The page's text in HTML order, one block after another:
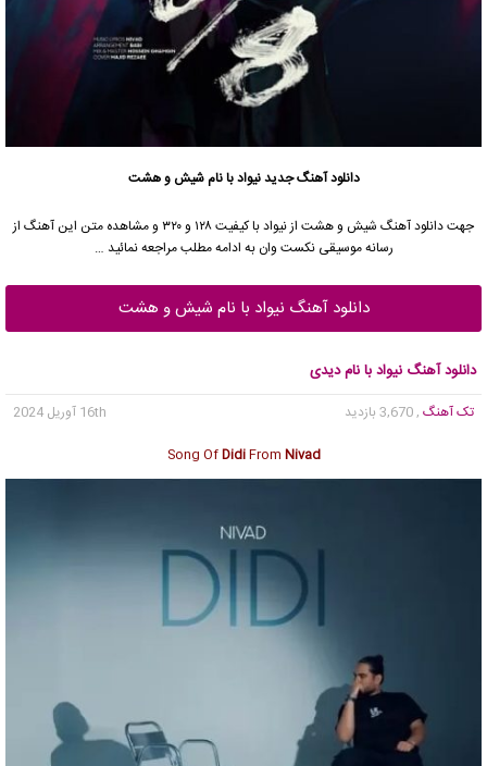
دانلود آهنگ جدیدنیواد با نام شیش و هشت
جهت دانلود آهنگ شیش و هشت از نیواد با کیفیت ۱۲۸ و ۳۲۰ و مشاهده متن این آهنگ از
رسانه موسیقی نکست وان به ادامه مطلب مراجعه نمائید …
دانلود آهنگ نیواد با نام شیش و هشت
دانلود آهنگ نیواد با نام دیدی
تک آهنگ , 3,670 بازدید
16th آوریل 2024
Song OfDidiFrom Nivad